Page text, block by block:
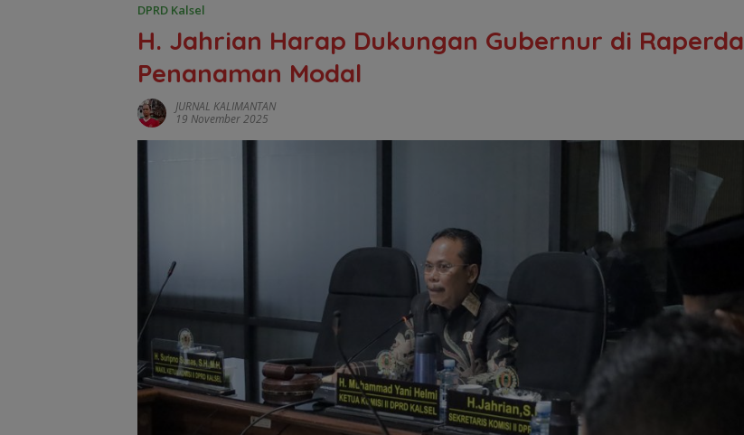
DPRD Kalsel
H. Jahrian Harap Dukungan Gubernur di ‎Raperda
Penanaman Modal
JURNAL KALIMANTAN
19 November 2025